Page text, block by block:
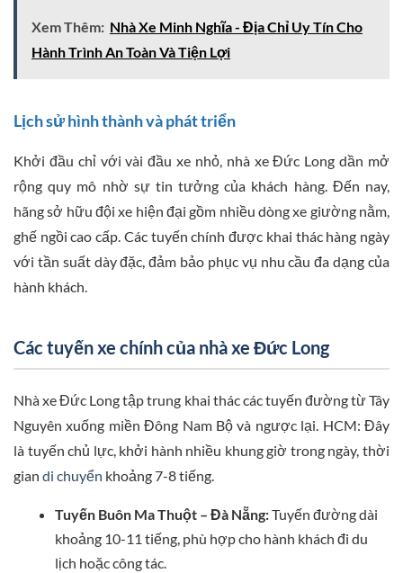
Xem Thêm: Nhà Xe Minh Nghĩa - Địa Chỉ Uy Tín Cho
Hành Trình An Toàn Và Tiện Lợi
Lịch sử hình thành và phát triển
Khởi đầu chỉ với vài đầu xe nhỏ, nhà xe Đức Long dần mở
rộng quy mô nhờ sự tin tưởng của khách hàng. Đến nay,
hãng sở hữu đội xe hiện đại gồm nhiều dòng xe giường nằm,
ghế ngồi cao cấp. Các tuyến chính được khai thác hàng ngày
với tần suất dày đặc, đảm bảo phục vụ nhu cầu đa dạng của
hành khách.
Các tuyến xe chính của nhà xe Đức Long
Nhà xe Đức Long tập trung khai thác các tuyến đường từ Tây
Nguyên xuống miền Đông Nam Bộ và ngược lại. HCM: Đây
là tuyến chủ lực, khởi hành nhiều khung giờ trong ngày, thời
gian di chuyển khoảng 7-8 tiếng.
Tuyến Buôn Ma Thuột – Đà Nẵng:Tuyến đường dài
khoảng 10-11 tiếng, phù hợp cho hành khách đi du
lịch hoặc công tác.